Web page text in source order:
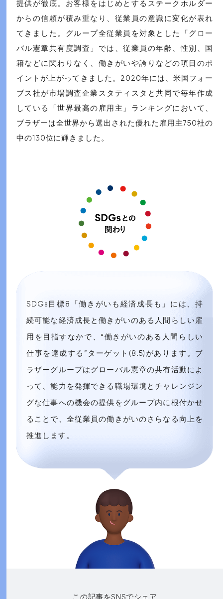
提供が徹底。お客様をはじめとするステークホルダー
からの信頼が積み重なり、従業員の意識に変化が表れ
てきました。グループ全従業員を対象とした「グロー
バル憲章共有度調査」では、従業員の年齢、性別、国
籍などに関わりなく、働きがいや誇りなどの項目のポ
イントが上がってきました。2020年には、米国フォー
ブス社が市場調査企業スタティスタと共同で毎年作成
している「世界最高の雇用主」ランキングにおいて、
ブラザーは全世界から選出された優れた雇用主750社の
中の130位に輝きました。
SDGs目標8「働きがいも経済成長も」には、持
続可能な経済成長と働きがいのある人間らしい雇
用を目指すなかで、“働きがいのある人間らしい
仕事を達成する”ターゲット(8.5)があります。ブ
ラザーグループはグローバル憲章の共有活動によ
って、能力を発揮できる職場環境とチャレンジン
グな仕事への機会の提供をグループ内に根付かせ
ることで、全従業員の働きがいのさらなる向上を
推進します。
この記事をSNSでシェア